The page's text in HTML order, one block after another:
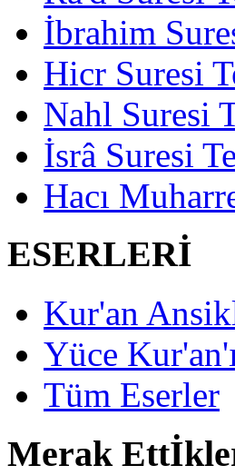
İbrahim
Hicr Suresi
Nahl Suresi
İsrâ Suresi
Hacı
ESERLERİ
Kur'an
Yüce
Tüm Eserler
Merak